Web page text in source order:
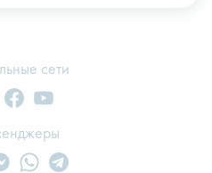
сети